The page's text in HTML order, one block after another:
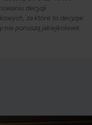
decyzji
za które to decyzje
nie ponoszą jakiejkolwiek